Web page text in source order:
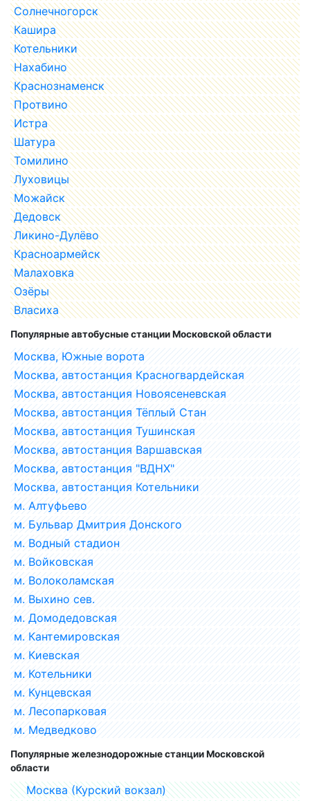
Солнечногорск
Кашира
Котельники
Нахабино
Краснознаменск
Протвино
Истра
Шатура
Томилино
Луховицы
Можайск
Дедовск
Ликино-Дулёво
Красноармейск
Малаховка
Озёры
Власиха
Популярные автобусные станции Московской области
Москва, Южные ворота
Москва, автостанция Красногвардейская
Москва, автостанция Новоясеневская
Москва, автостанция Тёплый Стан
Москва, автостанция Тушинская
Москва, автостанция Варшавская
Москва, автостанция "ВДНХ"
Москва, автостанция Котельники
м. Алтуфьево
м. Бульвар Дмитрия Донского
м. Водный стадион
м. Войковская
м. Волоколамская
м. Выхино сев.
м. Домодедовская
м. Кантемировская
м. Киевская
м. Котельники
м. Кунцевская
м. Лесопарковая
м. Медведково
Популярные железнодорожные станции Московской
области
Москва (Курский вокзал)